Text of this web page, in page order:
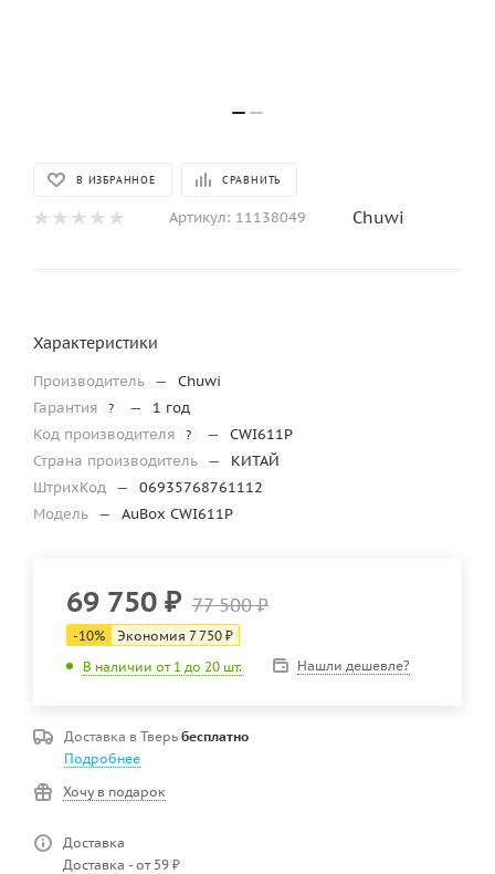
В ИЗБРАННОЕ СРАВНИТЬ
Артикул: 11138049 Chuwi
Характеристики
Производитель —
Chuwi
Гарантия
? —
1 год
Код производителя
? —
CWI611P
Страна производитель —
КИТАЙ
ШтрихКод —
06935768761112
Модель — AuBox CWI611P
69 750 ₽ 77 500₽
-10% Экономия 7 750 ₽
В наличии от 1 до 20 шт.
Нашли дешевле?
Доставка в Тверь бесплатно
Подробнее
Хочу в подарок
Доставка
Доставка - от 59 ₽